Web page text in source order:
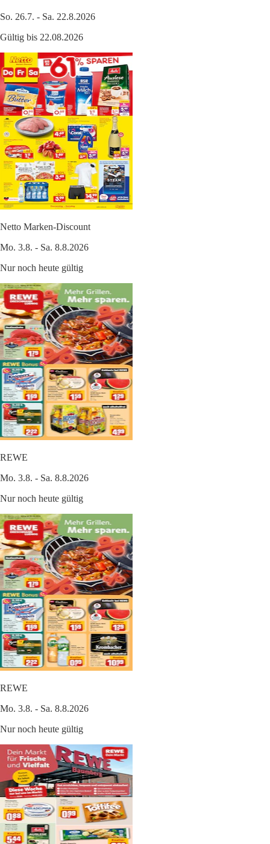
So. 26.7. - Sa. 22.8.2026
Gültig bis 22.08.2026
Netto Marken-Discount
Mo. 3.8. - Sa. 8.8.2026
Nur noch heute gültig
REWE
Mo. 3.8. - Sa. 8.8.2026
Nur noch heute gültig
REWE
Mo. 3.8. - Sa. 8.8.2026
Nur noch heute gültig